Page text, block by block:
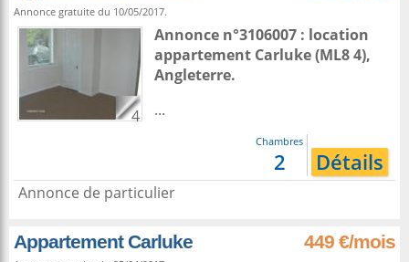
Annonce gratuite du 10/05/2017.
4
Annonce n°3106007 : location
appartement Carluke(ML8 4),
Angleterre.
...
Chambres
2 Détails
Annonce de particulier
Appartement Carluke 449 €/mois